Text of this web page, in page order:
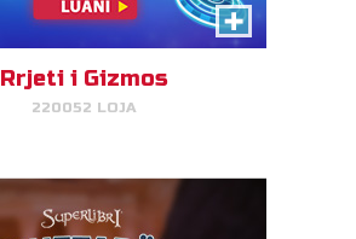
Rrjeti i Gizmos
220052 LOJA
Loja e preferuar e përputhjes së
Indiana Xhons!